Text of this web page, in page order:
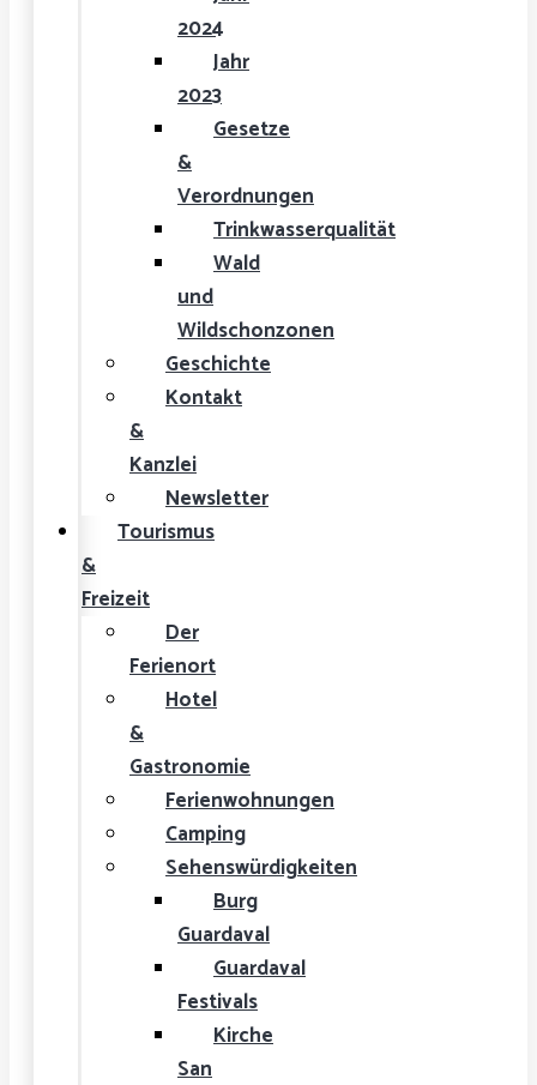
2024
Jahr
2023
Gesetze
&
Verordnungen
Trinkwasserqualität
Wald
und
Wildschonzonen
Geschichte
Kontakt
&
Kanzlei
Newsletter
Tourismus
&
Freizeit
Der
Ferienort
Hotel
&
Gastronomie
Ferienwohnungen
Camping
Sehenswürdigkeiten
Burg
Guardaval
Guardaval
Festivals
Kirche
San